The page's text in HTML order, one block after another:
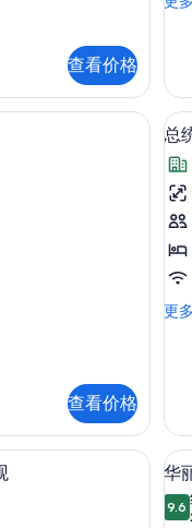
查看价格
无
城
市
景
观
的
所
有
照
片
室,
无
障
碍,
城
市
景
更
多
息
查看价格
显
示
总
统
套
房,
张
无
障
碍
的
5
总
更
总
特
大
床,
无
障
品、客房内保险箱、办公桌、
显
示
华
华
9.6